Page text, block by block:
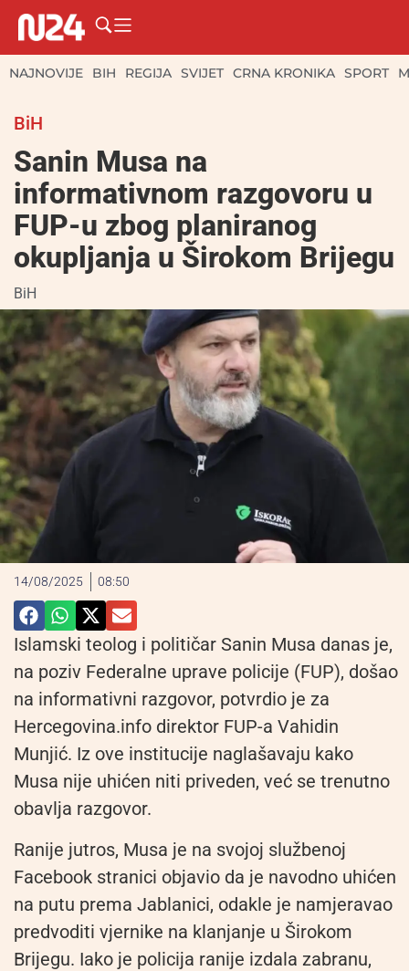
NAJNOVIJE BIH REGIJA SVIJET CRNA KRONIKA SPORT
BiH
Sanin Musa na
informativnom razgovoru u
FUP-u zbog planiranog
okupljanja u Širokom Brijegu
BiH
14/08/2025 08:50
Islamski teolog i političar Sanin Musa danas je,
na poziv Federalne uprave policije (FUP), došao
na informativni razgovor, potvrdio je za
Hercegovina.info direktor FUP-a Vahidin
Munjić. Iz ove institucije naglašavaju kako
Musa nije uhićen niti priveden, već se trenutno
obavlja razgovor.
Ranije jutros, Musa je na svojoj službenoj
Facebook stranici objavio da je navodno uhićen
na putu prema Jablanici, odakle je namjeravao
predvoditi vjernike na klanjanje u Širokom
Brijegu. Iako je policija ranije izdala zabranu,